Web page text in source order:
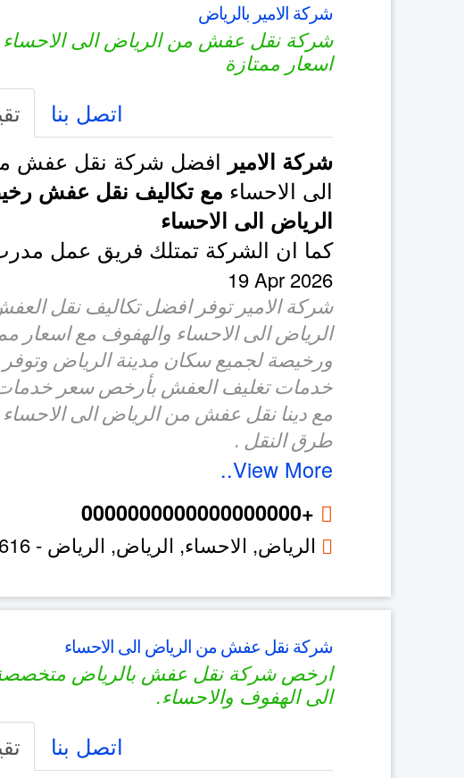
شركة الامير بالرياض
شركة نقل عفش من الرياض الى
اسعار ممتازة
اتصل بنا
شركة الامير افضل شركة نقل عفش
الى الاحساء مع تكاليف نقل عفش
الرياض الى الاحساء
كما ان الشركة تمتلك فريق عمل
19 Apr 2026
شركة الامير توفر افضل تكاليف نقل
الرياض الى الاحساء والهفوف مع اسعار
ورخيصة لجميع سكان مدينة الرياض
خدمات تغليف العفش بأرخص سعر خدمات
مع دينا نقل عفش من الرياض الى
طرق النقل .
View More..
+0000000000000000000
الرياض, الاحساء, الرياض, الرياض -
شركة نقل عفش من الرياض الى الاحساء
ارخص شركة نقل عفش بالرياض
الى الهفوف والاحساء.
اتصل بنا